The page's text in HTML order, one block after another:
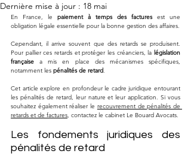
Dernière mise à jour : 18 mai
En France, le paiement à temps des factures est une
Cependant, il arrive souvent que des retards se produisent.
Pour pallier ces retards et protéger les créanciers, la législation
française a mis en place des mécanismes spécifiques,
notamment les pénalités de retard.
Cet article explore en profondeur le cadre juridique entourant
les pénalités de retard, leur nature et leur application. Si vous
souhaitez également réaliser le recouvrement de pénalités de
retards et de factures, contactez le cabinet Le Bouard Avocats.
Les fondements juridiques des
pénalités de retard